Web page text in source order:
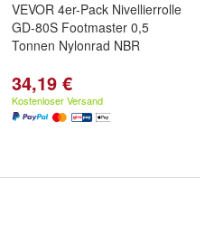
VEVOR 4er-Pack Nivellierrolle
GD-80S Footmaster 0,5
Tonnen Nylonrad NBR
34,19 €
Kostenloser Versand